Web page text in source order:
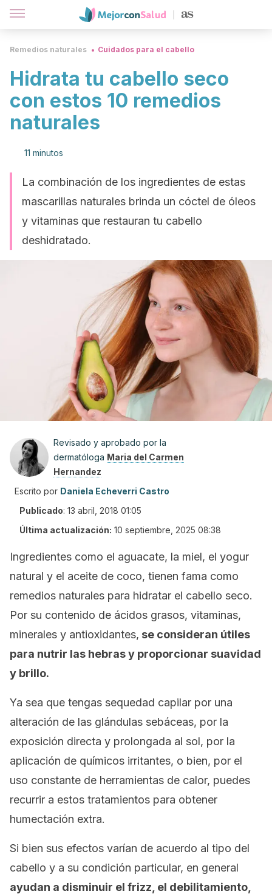
Remedios naturales Cuidados para el cabello
Hidrata tu cabello seco
con estos 10 remedios
naturales
11 minutos
La combinación de los ingredientes de estas
mascarillas naturales brinda un cóctel de óleos
y vitaminas que restauran tu cabello
deshidratado.
Revisado y aprobado por la
dermatóloga Maria del Carmen
Hernandez
Escrito por Daniela Echeverri Castro
Publicado: 13 abril, 2018 01:05
Última actualización: 10 septiembre, 2025 08:38
Ingredientes como el aguacate, la miel, el yogur
natural y el aceite de coco, tienen fama como
remedios naturales para hidratar el cabello seco.
Por su contenido de ácidos grasos, vitaminas,
minerales y antioxidantes, se consideran útiles
para nutrir las hebras y proporcionar suavidad
y brillo.
Ya sea que tengas sequedad capilar por una
alteración de las glándulas sebáceas, por la
exposición directa y prolongada al sol, por la
aplicación de químicos irritantes, o bien, por el
uso constante de herramientas de calor, puedes
recurrir a estos tratamientos para obtener
humectación extra.
Si bien sus efectos varían de acuerdo al tipo del
cabello y a su condición particular, en general
ayudan a disminuir el frizz, el debilitamiento,